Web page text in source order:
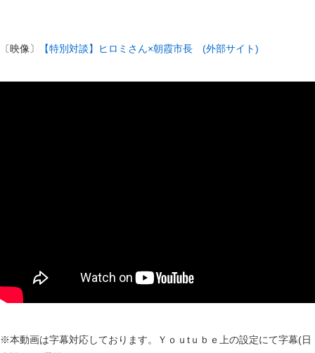
〔映像〕 【特別対談】ヒロミさん×朝霞市長 (外部サイト)
※本動画は字幕対応しております。Ｙｏｕtｕｂｅ上の設定にて字幕(日